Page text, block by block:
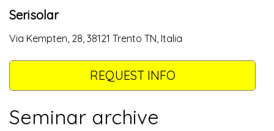
Serisolar
Via Kempten, 28, 38121 Trento TN, Italia
REQUEST INFO
Seminar archive